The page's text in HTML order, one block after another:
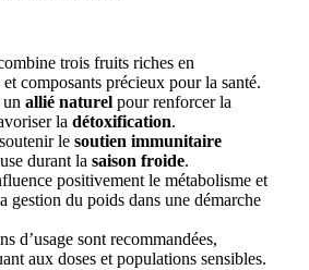
trois fruits riches en
et composants précieux pour la santé.
allié naturel pour renforcer la
la détoxification.
le soutien immunitaire
durant la saison froide.
positivement le métabolisme et
gestion du poids dans une démarche
d’usage sont recommandées,
aux doses et populations sensibles.